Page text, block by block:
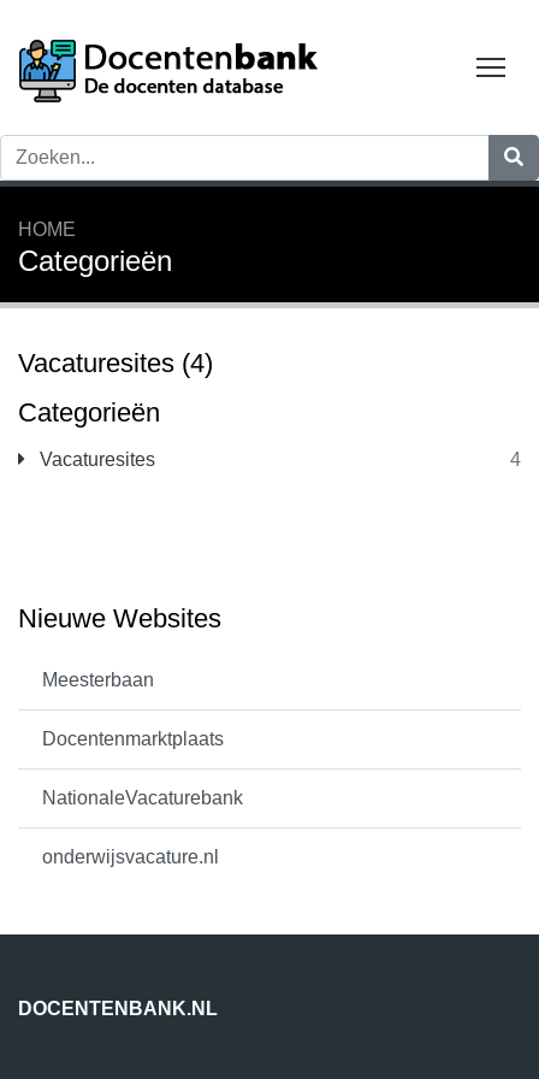
HOME
Categorieën
Categorieën
Vacaturesites 4
Nieuwe Websites
Meesterbaan
Docentenmarktplaats
NationaleVacaturebank
onderwijsvacature.nl
Vacaturesites (4)
DOCENTENBANK.NL